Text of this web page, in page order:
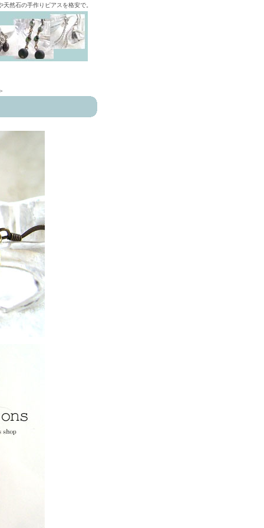
然石の手作りピアスを格安で。